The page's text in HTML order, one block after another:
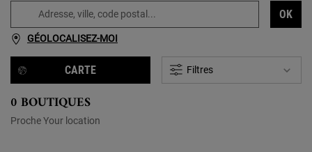
Adresse, ville, code postal... OK
GÉOLOCALISEZ-MOI
CARTE Filtres
0 BOUTIQUES
Proche Your location